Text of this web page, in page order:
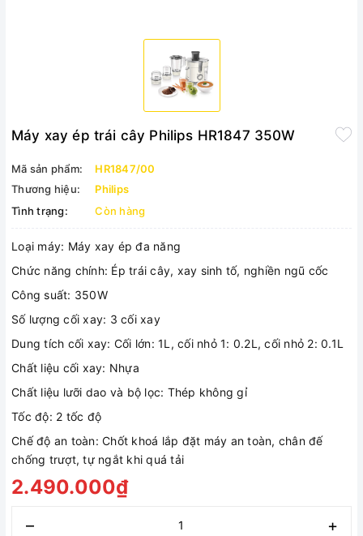
Máy xay ép trái cây Philips HR1847 350W
Mã sản phẩm:
HR1847/00
Thương hiệu:
Philips
Tình trạng:
Còn hàng
Loại máy: Máy xay ép đa năng
Chức năng chính: Ép trái cây, xay sinh tố, nghiền ngũ cốc
Công suất: 350W
Số lượng cối xay: 3 cối xay
Dung tích cối xay: Cối lớn: 1L, cối nhỏ 1: 0.2L, cối nhỏ 2: 0.1L
Chất liệu cối xay: Nhựa
Chất liệu lưỡi dao và bộ lọc: Thép không gỉ
Tốc độ: 2 tốc độ
Chế độ an toàn: Chốt khoá lắp đặt máy an toàn, chân đế
chống trượt, tự ngắt khi quá tải
2.490.000₫
– +